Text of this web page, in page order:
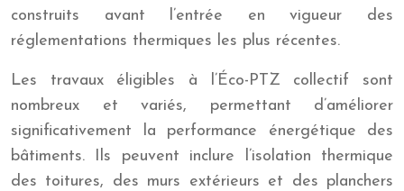
construits avant l’entrée en vigueur des
réglementations thermiques les plus récentes.
Les travaux éligibles à l’Éco-PTZ collectif sont
nombreux et variés, permettant d’améliorer
significativement la performance énergétique des
bâtiments. Ils peuvent inclure l’isolation thermique
des toitures, des murs extérieurs et des planchers